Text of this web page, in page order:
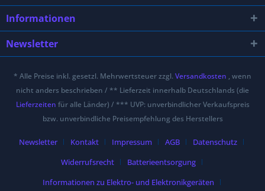
Informationen
Newsletter
* Alle Preise inkl. gesetzl. Mehrwertsteuer zzgl. Versandkosten , wenn
nicht anders beschrieben / ** Lieferzeit innerhalb Deutschlands (die
Lieferzeiten für alle Länder) / *** UVP: unverbindlicher Verkaufspreis
bzw. unverbindliche Preisempfehlung des Herstellers
Newsletter Kontakt Impressum AGB
Datenschutz
Widerrufsrecht
Batterieentsorgung
Informationen zu Elektro- und Elektronikgeräten